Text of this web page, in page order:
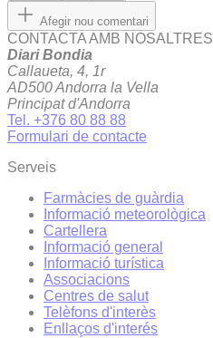
Afegir nou comentari
CONTACTA AMB NOSALTRES
Diari Bondia
Callaueta, 4, 1r
AD500 Andorra la Vella
Principat d'Andorra
Tel. +376 80 88 88
Formulari de contacte
Serveis
Farmàcies de guàrdia
Informació meteorològica
Cartellera
Informació general
Informació turística
Associacions
Centres de salut
Telèfons d'interès
Enllaços d'interés